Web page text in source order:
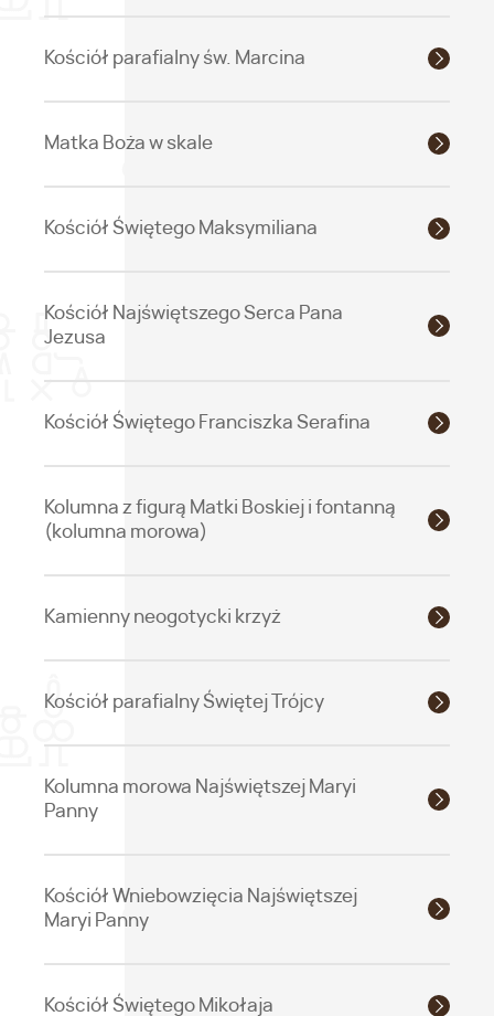
Kościół parafialny św. Marcina
Matka Boża w skale
Kościół Świętego Maksymiliana
Kościół Najświętszego Serca Pana
Jezusa
Kościół Świętego Franciszka Serafina
Kolumna z figurą Matki Boskiej i fontanną
(kolumna morowa)
Kamienny neogotycki krzyż
Kościół parafialny Świętej Trójcy
Kolumna morowa Najświętszej Maryi
Panny
Kościół Wniebowzięcia Najświętszej
Maryi Panny
Kościół Świętego Mikołaja